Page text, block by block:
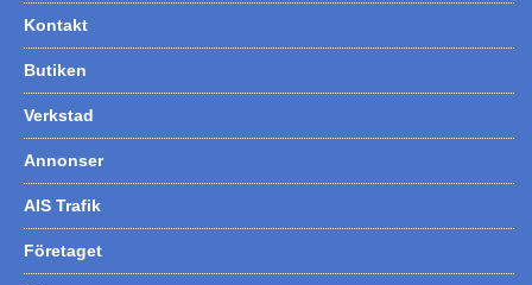
Kontakt
Butiken
Verkstad
Annonser
AIS Trafik
Företaget